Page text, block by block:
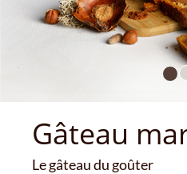
Gâteau
Le gâteau du goûter